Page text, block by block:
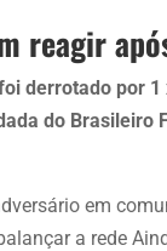
reagir
derrotado por 1
do Brasileiro
em
a rede